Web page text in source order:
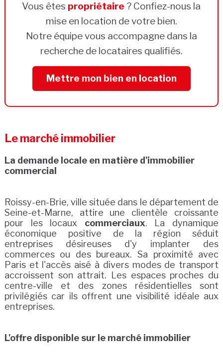
Vous êtes propriétaire ? Confiez-nous la
mise en location de votre bien.
Notre équipe vous accompagne dans la
recherche de locataires qualifiés.
Mettre mon bien en location
Le marché immobilier
La demande locale en matière d'immobilier
commercial
Roissy-en-Brie, ville située dans le département de
Seine-et-Marne, attire une clientèle croissante
pour les locaux commerciaux. La dynamique
économique positive de la région séduit
entreprises désireuses d'y implanter des
commerces ou des bureaux. Sa proximité avec
Paris et l'accès aisé à divers modes de transport
accroissent son attrait. Les espaces proches du
centre-ville et des zones résidentielles sont
privilégiés car ils offrent une visibilité idéale aux
entreprises.
L'offre disponible sur le marché immobilier